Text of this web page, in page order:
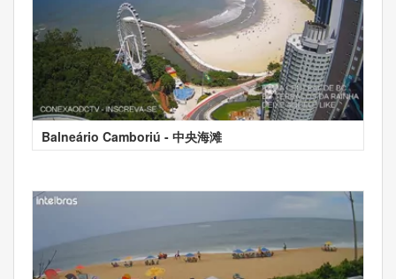
Balneário Camboriú - 中央海滩